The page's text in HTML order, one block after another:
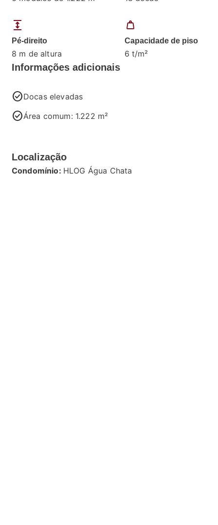
expand
Pé-direito
8 m de altura
weight
Capacidade de piso
6 t/m²
Informações adicionais
check_circleDocas elevadas
check_circleÁrea comum: 1.222 m²
Localização
Condomínio: HLOG Água Chata